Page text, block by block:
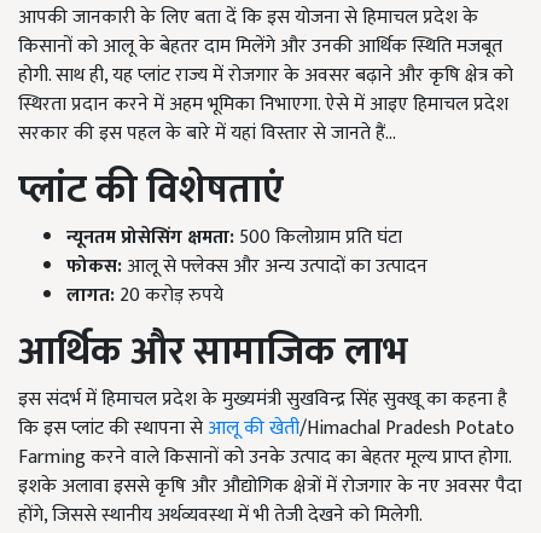
आपकी जानकारी के लिए बता दें कि इस योजना से हिमाचल प्रदेश के
किसानों को आलू के बेहतर दाम मिलेंगे और उनकी आर्थिक स्थिति मजबूत
होगी. साथ ही, यह प्लांट राज्य में रोजगार के अवसर बढ़ाने और कृषि क्षेत्र को
स्थिरता प्रदान करने में अहम भूमिका निभाएगा. ऐसे में आइए हिमाचल प्रदेश
सरकार की इस पहल के बारे में यहां विस्तार से जानते हैं...
प्लांट की विशेषताएं
न्यूनतम प्रोसेसिंग क्षमता:500 किलोग्राम प्रति घंटा
फोकस:आलू से फ्लेक्स और अन्य उत्पादों का उत्पादन
लागत:20 करोड़ रुपये
आर्थिक और सामाजिक लाभ
इस संदर्भ में हिमाचल प्रदेश के मुख्यमंत्री सुखविन्द्र सिंह सुक्खू का कहना है
कि इस प्लांट की स्थापना सेआलू की खेती/Himachal Pradesh Potato
Farming करने वाले किसानों को उनके उत्पाद का बेहतर मूल्य प्राप्त होगा.
इशके अलावा इससे कृषि और औद्योगिक क्षेत्रों में रोजगार के नए अवसर पैदा
होंगे, जिससे स्थानीय अर्थव्यवस्था में भी तेजी देखने को मिलेगी.